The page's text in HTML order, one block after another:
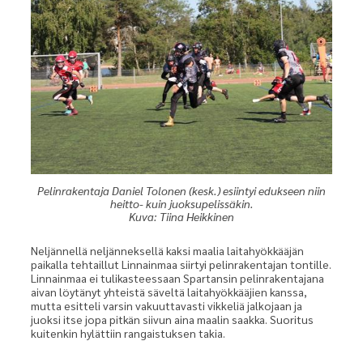
Pelinrakentaja Daniel Tolonen (kesk.) esiintyi edukseen niin
heitto- kuin juoksupelissäkin.
Kuva: Tiina Heikkinen
Neljännellä neljänneksellä kaksi maalia laitahyökkääjän
paikalla tehtaillut Linnainmaa siirtyi pelinrakentajan tontille.
Linnainmaa ei tulikasteessaan Spartansin pelinrakentajana
aivan löytänyt yhteistä säveltä laitahyökkääjien kanssa,
mutta esitteli varsin vakuuttavasti vikkeliä jalkojaan ja
juoksi itse jopa pitkän siivun aina maalin saakka. Suoritus
kuitenkin hylättiin rangaistuksen takia.